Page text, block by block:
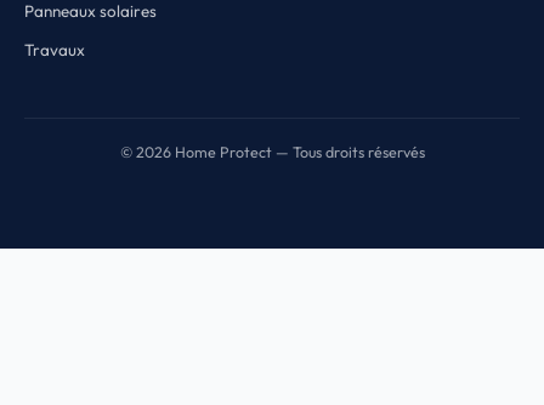
Panneaux solaires
Travaux
© 2026 Home Protect — Tous droits réservés